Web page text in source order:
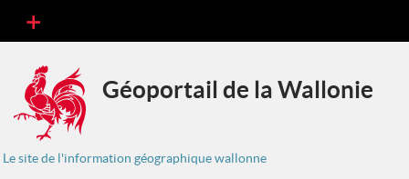
Géoportail de la Wallonie
Le site de l'information géographique wallonne